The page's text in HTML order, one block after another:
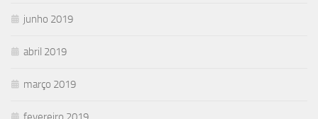
junho 2019
abril 2019
março 2019